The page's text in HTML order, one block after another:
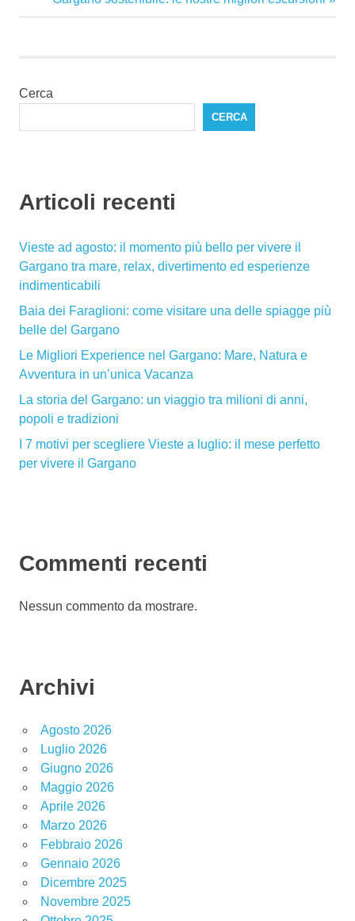
articoli
successivo:
Cerca
CERCA
Articoli recenti
Vieste ad agosto: il momento più bello per vivere il
Gargano tra mare, relax, divertimento ed esperienze
indimenticabili
Baia dei Faraglioni: come visitare una delle spiagge più
belle del Gargano
Le Migliori Experience nel Gargano: Mare, Natura e
Avventura in un’unica Vacanza
La storia del Gargano: un viaggio tra milioni di anni,
popoli e tradizioni
I 7 motivi per scegliere Vieste a luglio: il mese perfetto
per vivere il Gargano
Commenti recenti
Nessun commento da mostrare.
Archivi
Agosto 2026
Luglio 2026
Giugno 2026
Maggio 2026
Aprile 2026
Marzo 2026
Febbraio 2026
Gennaio 2026
Dicembre 2025
Novembre 2025